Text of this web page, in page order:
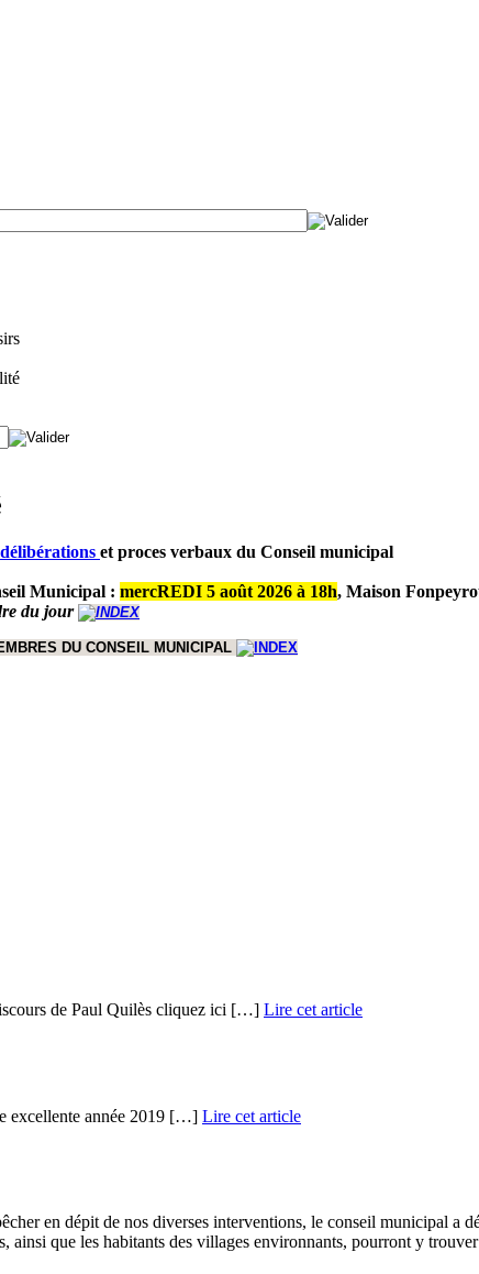
délibérations et proces verbaux du Conseil municipal
Municipal : mercREDI 5 août 2026 à 18h, Maison
du jour
DU CONSEIL MUNICIPAL
de Paul Quilès cliquez ici […] Lire cet article
excellente année 2019 […] Lire cet article
en dépit de nos diverses interventions, le conseil municipal a
ainsi que les habitants des villages environnants, pourront y